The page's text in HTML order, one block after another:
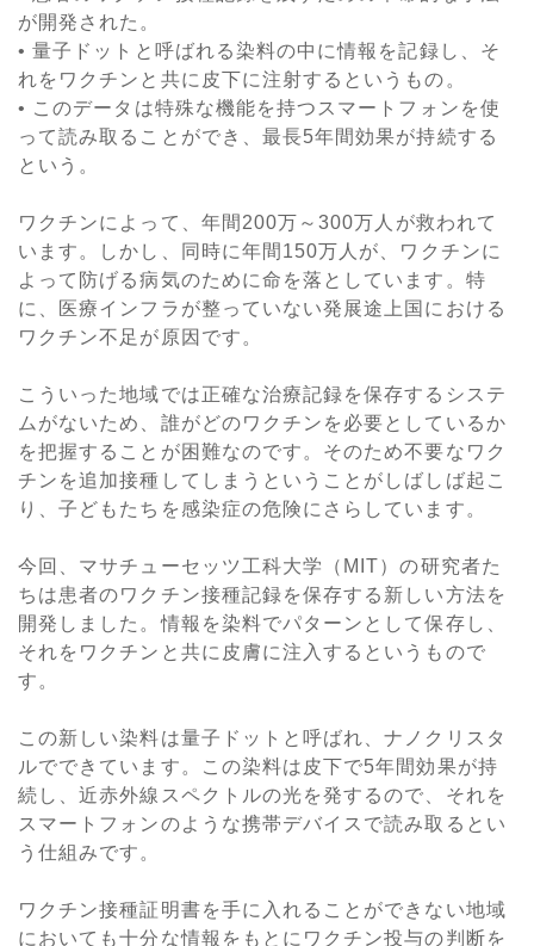
が開発された。
• 量子ドットと呼ばれる染料の中に情報を記録し、そ
れをワクチンと共に皮下に注射するというもの。
• このデータは特殊な機能を持つスマートフォンを使
って読み取ることができ、最長5年間効果が持続する
という。
ワクチンによって、年間200万～300万人が救われて
います。しかし、同時に年間150万人が、ワクチンに
よって防げる病気のために命を落としています。特
に、医療インフラが整っていない発展途上国における
ワクチン不足が原因です。
こういった地域では正確な治療記録を保存するシステ
ムがないため、誰がどのワクチンを必要としているか
を把握することが困難なのです。そのため不要なワク
チンを追加接種してしまうということがしばしば起こ
り、子どもたちを感染症の危険にさらしています。
今回、マサチューセッツ工科大学（MIT）の研究者た
ちは患者のワクチン接種記録を保存する新しい方法を
開発しました。情報を染料でパターンとして保存し、
それをワクチンと共に皮膚に注入するというもので
す。
この新しい染料は量子ドットと呼ばれ、ナノクリスタ
ルでできています。この染料は皮下で5年間効果が持
続し、近赤外線スペクトルの光を発するので、それを
スマートフォンのような携帯デバイスで読み取るとい
う仕組みです。
ワクチン接種証明書を手に入れることができない地域
においても十分な情報をもとにワクチン投与の判断を